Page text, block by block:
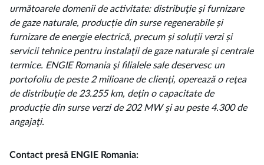
următoarele domenii de activitate: distribuţie şi furnizare
de gaze naturale, producție din surse regenerabile și
furnizare de energie electrică, precum și soluții verzi și
servicii tehnice pentru instalaţii de gaze naturale şi centrale
termice. ENGIE Romania şi filialele sale deservesc un
portofoliu de peste 2 milioane de clienţi, operează o reţea
de distribuţie de 23.255 km, deţin o capacitate de
producție din surse verzi de 202 MW şi au peste 4.300 de
angajaţi.
Contact presă ENGIE Romania: